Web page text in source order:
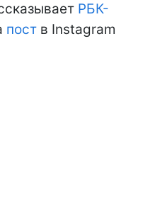
РБК-
пост в Instagram